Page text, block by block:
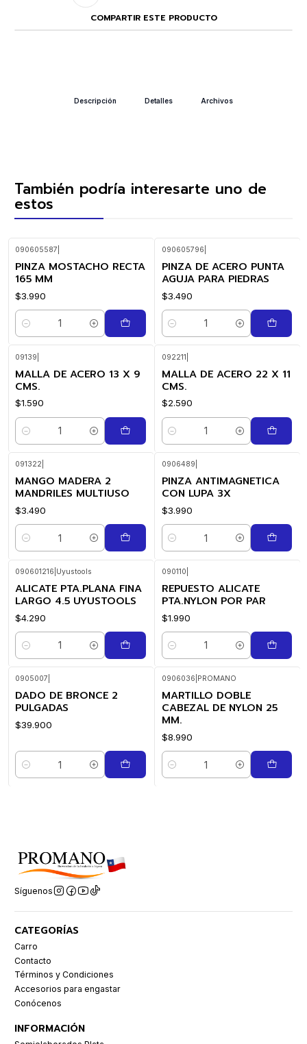
COMPARTIR ESTE PRODUCTO
Descripción Detalles Archivos
También podría interesarte uno de
estos
090605587
PINZA MOSTACHO RECTA
165 MM
$3.990
Cantidad
090605796
PINZA DE ACERO PUNTA
AGUJA PARA PIEDRAS
$3.490
Cantidad
09139
MALLA DE ACERO 13 X 9
CMS.
$1.590
Cantidad
092211
MALLA DE ACERO 22 X 11
CMS.
$2.590
Cantidad
091322
MANGO MADERA 2
MANDRILES MULTIUSO
$3.490
Cantidad
0906489
PINZA ANTIMAGNETICA
CON LUPA 3X
$3.990
Cantidad
090601216 Uyustools
ALICATE PTA.PLANA FINA
LARGO 4.5 UYUSTOOLS
$4.290
Cantidad
090110
REPUESTO ALICATE
PTA.NYLON POR PAR
$1.990
Cantidad
0905007
DADO DE BRONCE 2
PULGADAS
$39.900
Cantidad
0906036 PROMANO
MARTILLO DOBLE
CABEZAL DE NYLON 25
MM.
$8.990
Cantidad
Síguenos
CATEGORÍAS
Carro
Contacto
Términos y Condiciones
Accesorios para engastar
Conócenos
INFORMACIÓN